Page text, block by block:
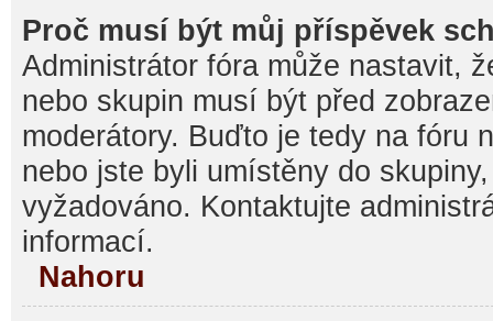
Proč musí být můj příspěvek
Administrátor fóra může nastavit,
nebo skupin musí být před
moderátory. Buďto je tedy na fóru
nebo jste byli umístěny do
vyžadováno. Kontaktujte
informací.
Nahoru